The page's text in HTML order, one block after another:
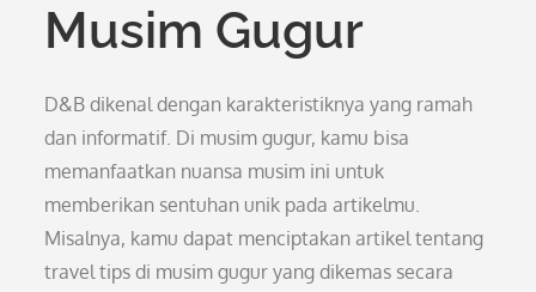
Musim Gugur
D&B dikenal dengan karakteristiknya yang ramah
dan informatif. Di musim gugur, kamu bisa
memanfaatkan nuansa musim ini untuk
memberikan sentuhan unik pada artikelmu.
Misalnya, kamu dapat menciptakan artikel tentang
travel tips di musim gugur yang dikemas secara